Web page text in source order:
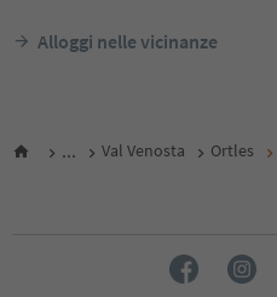
Alloggi nelle vicinanze
... Val Venosta Ortles